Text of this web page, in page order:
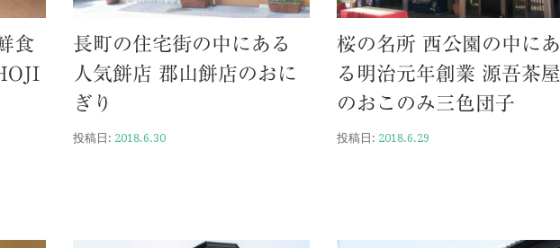
食
長町の住宅街の中にある
人気餅店 郡山餅店のおに
ぎり
投稿日: 2018.6.30
桜の名所 西公園の中にあ
る明治元年創業 源吾茶屋
のおこのみ三色団子
投稿日: 2018.6.29